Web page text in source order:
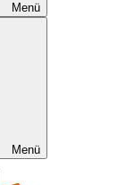
Menü
Menü